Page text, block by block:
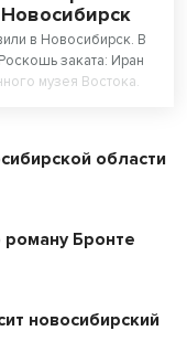
в Новосибирск. В
заката: Иран
музея Востока.
летнего Султан
области
Бронте
новосибирский